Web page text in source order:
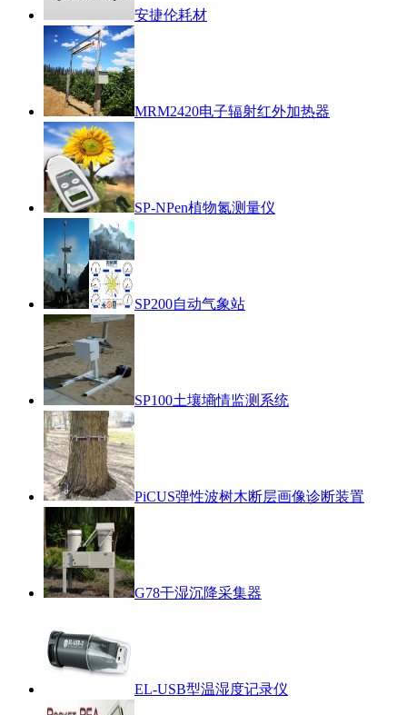
安捷伦耗材
MRM2420电子辐射红外加热器
SP-NPen植物氮测量仪
SP200自动气象站
SP100土壤墒情监测系统
PiCUS弹性波树木断层画像诊断装置
G78干湿沉降采集器
EL-USB型温湿度记录仪